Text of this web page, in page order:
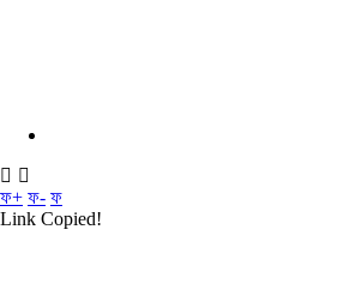
ফ+ ফ- ফ
Link Copied!